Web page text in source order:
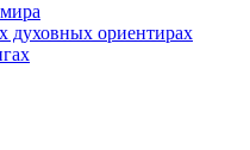
духовных ориентирах